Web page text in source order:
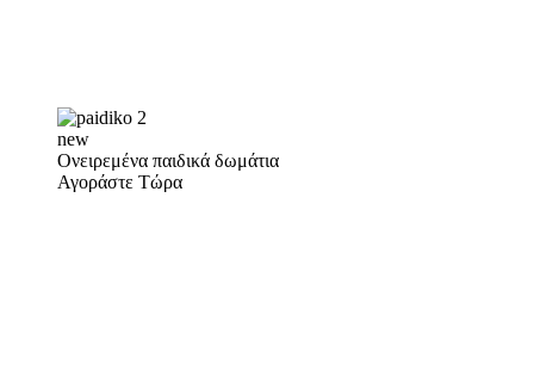
new
Ονειρεμένα παιδικά δωμάτια
Αγοράστε Τώρα